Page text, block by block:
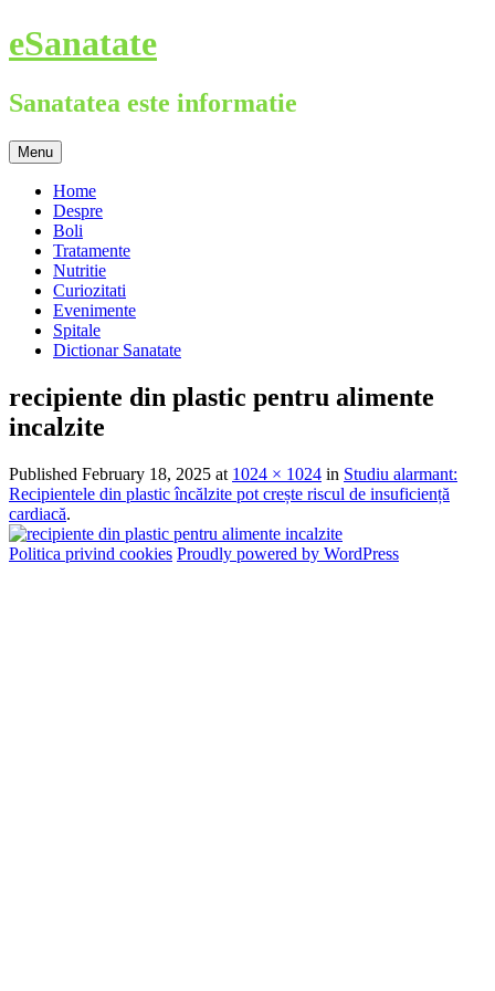
Skip
to
eSanatate
Sanatatea este informatie
Menu
Home
Despre
Boli
Tratamente
Nutritie
Curiozitati
Evenimente
Spitale
Dictionar Sanatate
recipiente din plastic pentru alimente
incalzite
Published February 18, 2025 at 1024 × 1024 in Studiu alarmant:
Recipientele din plastic încălzite pot crește riscul de insuficiență
cardiacă.
Politica privind cookies Proudly powered by WordPress